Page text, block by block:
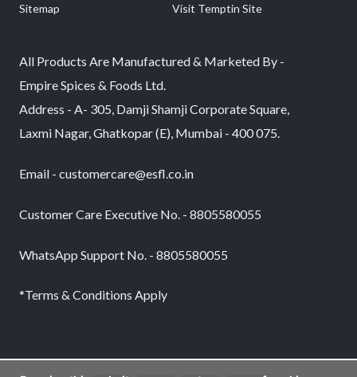
Sitemap Visit Temptin Site
All Products Are Manufactured & Marketed By -
Empire Spices & Foods Ltd.
Address - A- 305, Damji Shamji Corporate Square,
Laxmi Nagar, Ghatkopar (E), Mumbai - 400 075.
Email - customercare@esfl.co.in
Customer Care Executive No. - 8805580055
WhatsApp Support No. - 8805580055
*Terms & Conditions Apply